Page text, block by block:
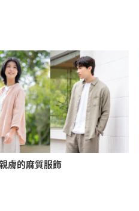
膚的麻質服飾